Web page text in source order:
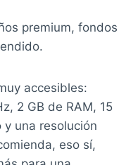
premium, fondos
accesibles:
2 GB de RAM, 15
y una resolución
eso sí,